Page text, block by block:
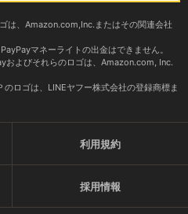
は、Amazon.com,Inc.またはその関連会社
マネーライトの出金はできません。
よびそれらのロゴは、Amazon.com, Inc.
ロゴは、LINEヤフー株式会社の登録商標ま
利用規約
採用情報